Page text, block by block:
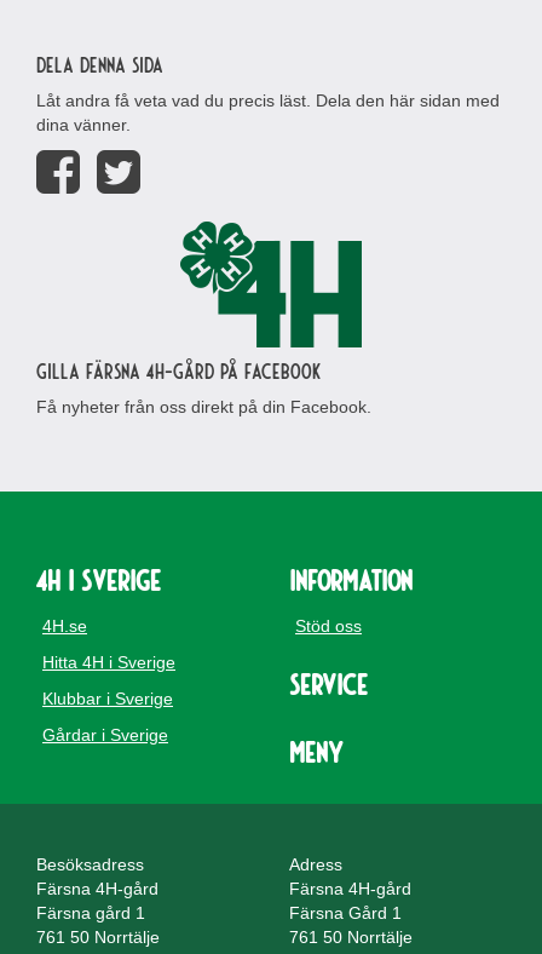
Dela denna sida
Låt andra få veta vad du precis läst. Dela den här sidan med
dina vänner.
Gilla Färsna 4H-gård på Facebook
Få nyheter från oss direkt på din Facebook.
4H i Sverige
4H.se
Hitta 4H i Sverige
Klubbar i Sverige
Gårdar i Sverige
Information
Stöd oss
Service
Meny
Besöksadress
Färsna 4H-gård
Färsna gård 1
761 50 Norrtälje
Adress
Färsna 4H-gård
Färsna Gård 1
761 50 Norrtälje